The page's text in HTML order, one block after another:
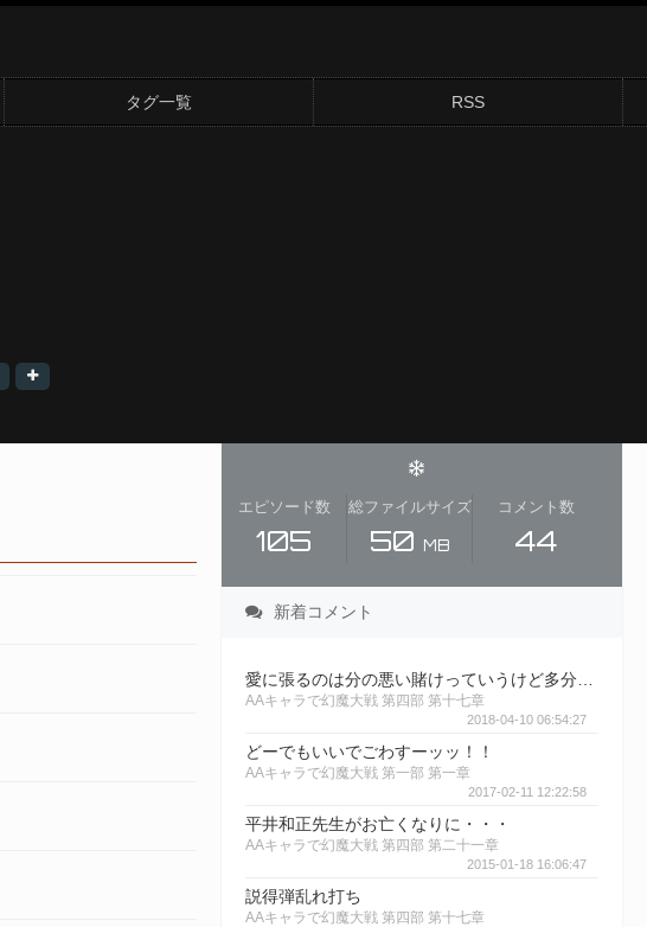
タグ一覧 RSS
エピソード数
105
総ファイルサイズ
50 MB
コメント数
44
新着コメント
AAキャラで幻魔大戦 第四部 第十七章
2018-04-10 06:54:27
どーでもいいでごわすーッッ！！
AAキャラで幻魔大戦 第一部 第一章
2017-02-11 12:22:58
平井和正先生がお亡くなりに・・・
AAキャラで幻魔大戦 第四部 第二十一章
2015-01-18 16:06:47
説得弾乱れ打ち
AAキャラで幻魔大戦 第四部 第十七章